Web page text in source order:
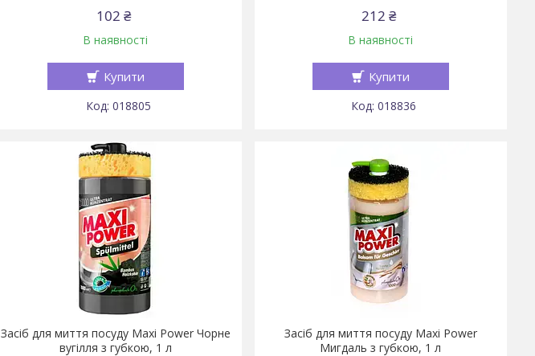
102 ₴
В наявності
Купити
018805
212 ₴
В наявності
Купити
018836
Засіб для миття посуду Maxi Power Чорне
вугілля з губкою, 1 л
Засіб для миття посуду Maxi Power
Мигдаль з губкою, 1 л